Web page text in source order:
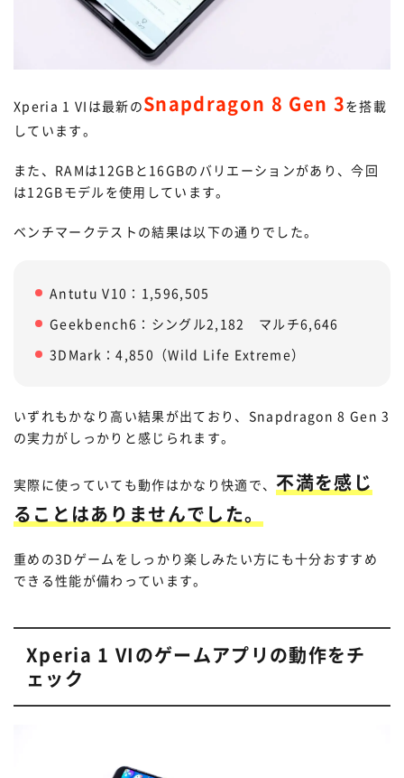
Xperia 1 VIは最新のSnapdragon 8 Gen 3を搭載
しています。
また、RAMは12GBと16GBのバリエーションがあり、今回
は12GBモデルを使用しています。
ベンチマークテストの結果は以下の通りでした。
Antutu V10：1,596,505
Geekbench6：シングル2,182 マルチ6,646
3DMark：4,850（Wild Life Extreme）
いずれもかなり高い結果が出ており、Snapdragon 8 Gen 3
の実力がしっかりと感じられます。
実際に使っていても動作はかなり快適で、 不満を感じ
ることはありませんでした。
重めの3Dゲームをしっかり楽しみたい方にも十分おすすめ
できる性能が備わっています。
Xperia 1 VIのゲームアプリの動作をチ
ェック